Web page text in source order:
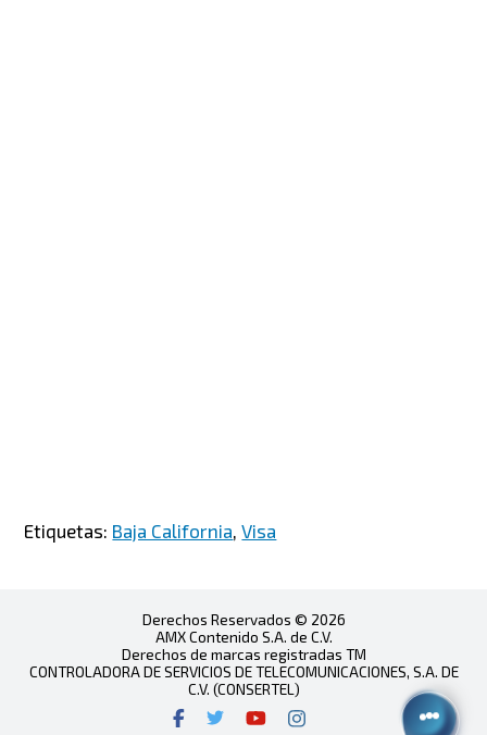
Etiquetas: Baja California ,Visa
Derechos Reservados © 2026
AMX Contenido S.A. de C.V.
Derechos de marcas registradas TM
CONTROLADORA DE SERVICIOS DE TELECOMUNICACIONES, S.A. DE
C.V. (CONSERTEL)